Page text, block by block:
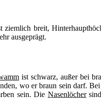
ziem­lich breit,
ausgeprägt.
ist schwarz, außer bei
wo er braun sein darf.
sein. Die Nasen­lö­cher